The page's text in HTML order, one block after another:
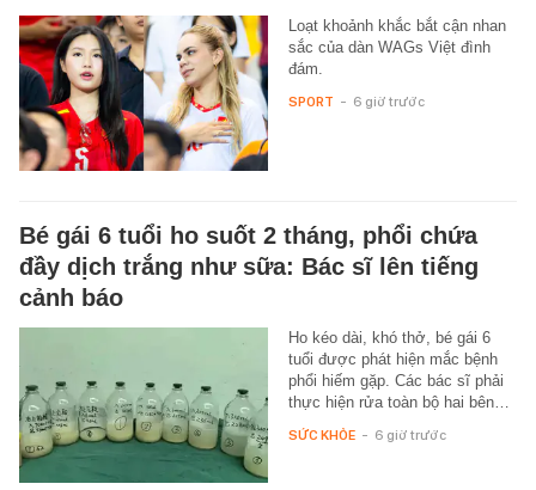
Loạt khoảnh khắc bắt cận nhan
sắc của dàn WAGs Việt đình
đám.
SPORT - 6 giờ trước
Bé gái 6 tuổi ho suốt 2 tháng, phổi chứa
đầy dịch trắng như sữa: Bác sĩ lên tiếng
cảnh báo
Ho kéo dài, khó thở, bé gái 6
tuổi được phát hiện mắc bệnh
phổi hiếm gặp. Các bác sĩ phải
thực hiện rửa toàn bộ hai bên…
SỨC KHỎE - 6 giờ trước